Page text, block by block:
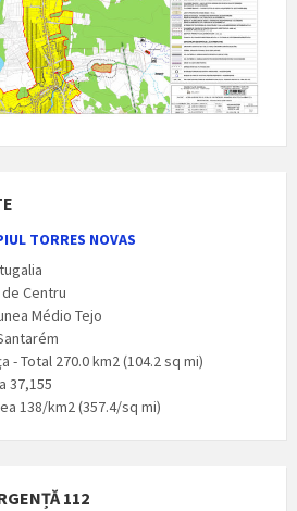
TORRES NOVAS
Centru
Médio Tejo
- Total 270.0 km2 (104.2 sq mi)
37,155
138/km2 (357.4/sq mi)
112